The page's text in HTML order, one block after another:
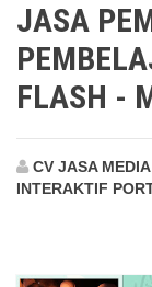
JASA
FLASH -
CV JASA
INTERAKTIF